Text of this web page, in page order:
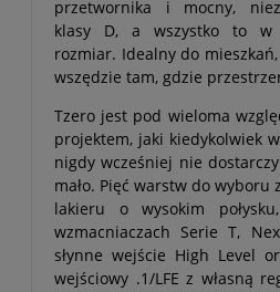
przetwornika i mocny,
klasy D, a wszystko to w
rozmiar. Idealny do
wszędzie tam, gdzie
Tzero jest pod wieloma
projektem, jaki kiedykolwiek
nigdy wcześniej nie
mało. Pięć warstw do wyboru
lakieru o wysokim
wzmacniaczach Serie T,
słynne wejście High Level
wejściowy .1/LFE z własną